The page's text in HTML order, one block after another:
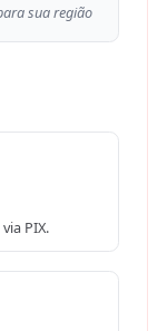
sua região
PIX.